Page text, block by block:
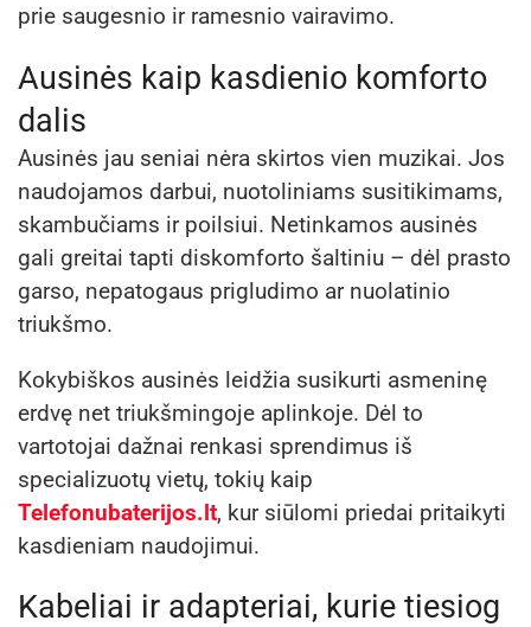
prie saugesnio ir ramesnio vairavimo.
Ausinės kaip kasdienio komforto
dalis
Ausinės jau seniai nėra skirtos vien muzikai. Jos
naudojamos darbui, nuotoliniams susitikimams,
skambučiams ir poilsiui. Netinkamos ausinės
gali greitai tapti diskomforto šaltiniu – dėl prasto
garso, nepatogaus prigludimo ar nuolatinio
triukšmo.
Kokybiškos ausinės leidžia susikurti asmeninę
erdvę net triukšmingoje aplinkoje. Dėl to
vartotojai dažnai renkasi sprendimus iš
specializuotų vietų, tokių kaip
Telefonubaterijos.lt, kur siūlomi priedai pritaikyti
kasdieniam naudojimui.
Kabeliai ir adapteriai, kurie tiesiog